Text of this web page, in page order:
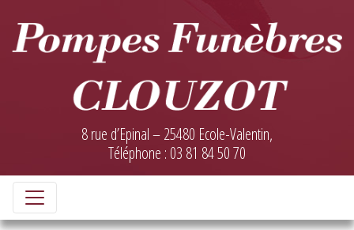
8 rue d’Epinal – 25480 Ecole-Valentin,
Téléphone : 03 81 84 50 70